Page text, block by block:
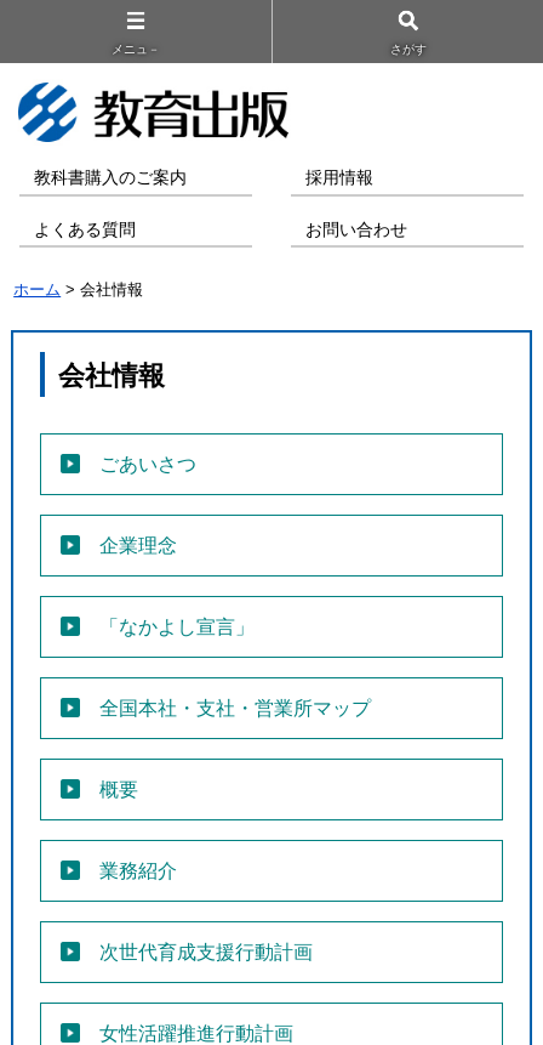
メニュ－ さがす
教科書購入のご案内 採用情報
よくある質問 お問い合わせ
ホーム > 会社情報
会社情報
ごあいさつ
企業理念
「なかよし宣言」
全国本社・支社・営業所マップ
概要
業務紹介
次世代育成支援行動計画
女性活躍推進行動計画